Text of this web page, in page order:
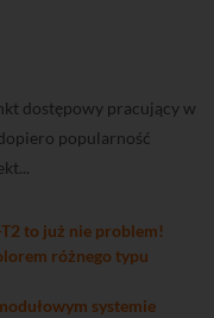
dostępowy pracujący w
popularność
to już nie problem!
różnego typu
systemie